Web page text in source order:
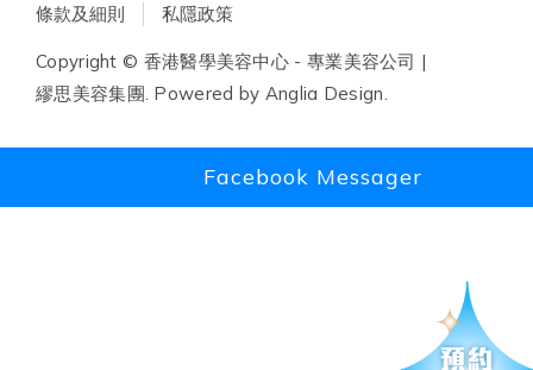
條款及細則 私隱政策
Copyright © 香港醫學美容中心 - 專業美容公司 |
繆思美容集團. Powered by Anglia Design
Facebook Messager